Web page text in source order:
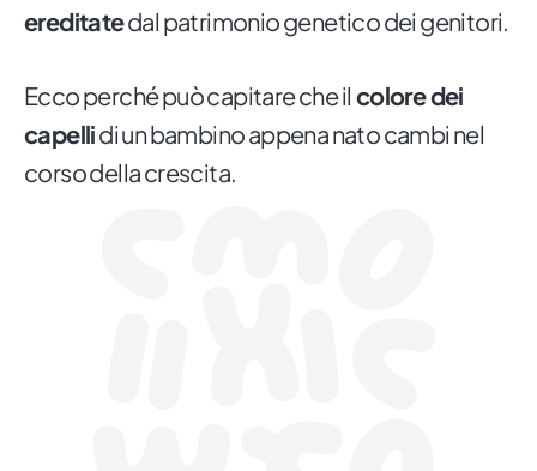
ereditatedal patrimonio genetico dei genitori.
Ecco perché può capitare che il colore dei
capellidi un bambino appena nato cambi nel
corso della crescita.